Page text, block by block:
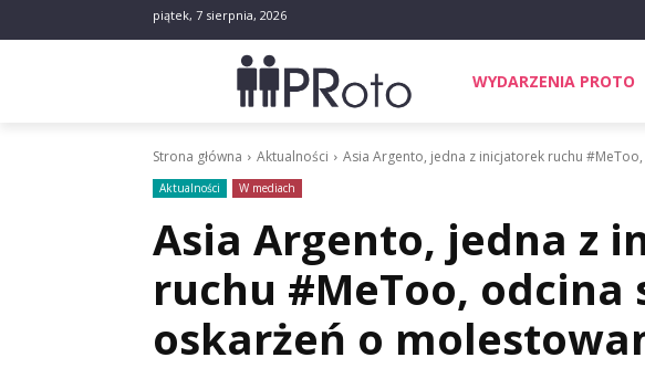
piątek, 7 sierpnia, 2026
WYDARZENIA PROTO
Strona główna Aktualności Asia Argento, jedna z inicjatorek ruchu
Aktualności W mediach
Asia Argento, jedna z
ruchu #MeToo, odcina
oskarżeń o